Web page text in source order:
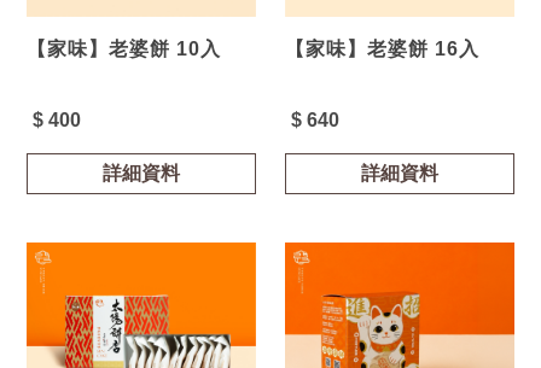
【家味】老婆餅 10入
$ 400
詳細資料
【家味】老婆餅 16入
$ 640
詳細資料